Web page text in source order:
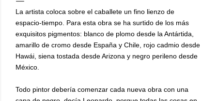
La artista coloca sobre el caballete un fino lienzo de
espacio-tiempo. Para esta obra se ha surtido de los más
exquisitos pigmentos: blanco de plomo desde la Antártida,
amarillo de cromo desde España y Chile, rojo cadmio desde
Hawái, siena tostada desde Arizona y negro perileno desde
México.
Todo pintor debería comenzar cada nueva obra con una